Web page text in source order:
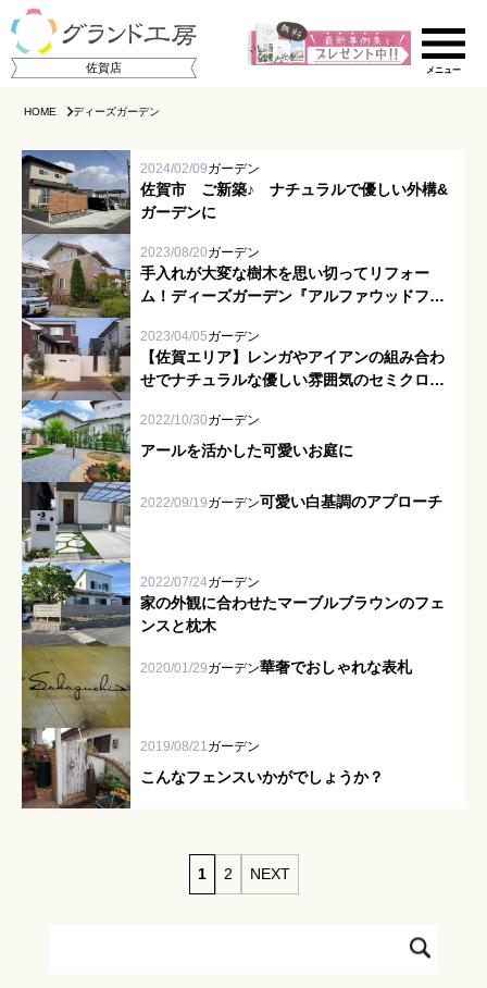
佐賀店
ご相談の流れ
店舗のご案内
施工事例集
スタッフブログ
HOME ディーズガーデン
2024/02/09ガーデン
佐賀市 ご新築♪ ナチュラルで優しい外構&
ガーデンに
2023/08/20ガーデン
手入れが大変な樹木を思い切ってリフォー
ム！ディーズガーデン『アルファウッドフェ
る快適なガーデンライフ｜佐賀市
2023/04/05ガーデン
【佐賀エリア】レンガやアイアンの組み合わ
せでナチュラルな優しい雰囲気のセミクロー
2022/10/30ガーデン
アールを活かした可愛いお庭に
2022/09/19ガーデン可愛い白基調のアプローチ
2022/07/24ガーデン
家の外観に合わせたマーブルブラウンのフェ
ンスと枕木
2020/01/29ガーデン華奢でおしゃれな表札
2019/08/21ガーデン
こんなフェンスいかがでしょうか？
1 2 NEXT